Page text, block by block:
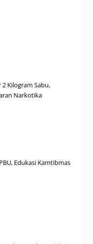
Kilogram Sabu,
Narkotika
Edukasi Kamtibmas